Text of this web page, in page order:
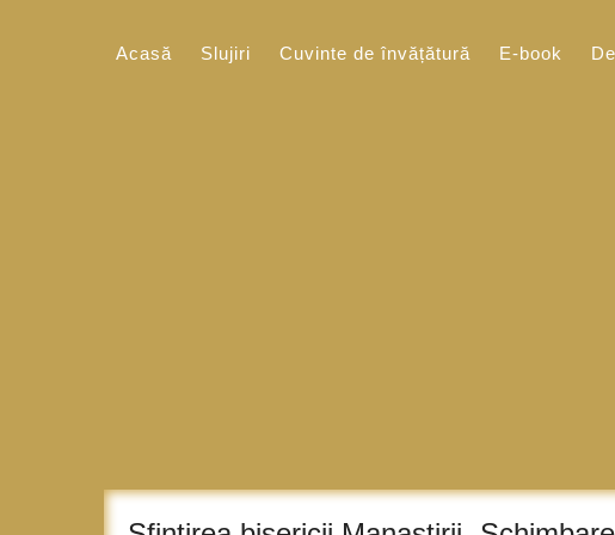
Acasă Slujiri Cuvinte de învățătură E-book